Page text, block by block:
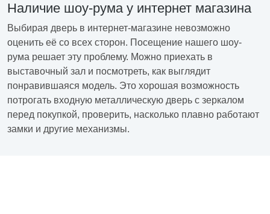
Наличие шоу-рума у интернет магазина
Выбирая дверь в интернет-магазине невозможно
оценить её со всех сторон. Посещение нашего шоу-
рума решает эту проблему. Можно приехать в
выставочный зал и посмотреть, как выглядит
понравившаяся модель. Это хорошая возможность
потрогать входную металлическую дверь с зеркалом
перед покупкой, проверить, насколько плавно работают
замки и другие механизмы.